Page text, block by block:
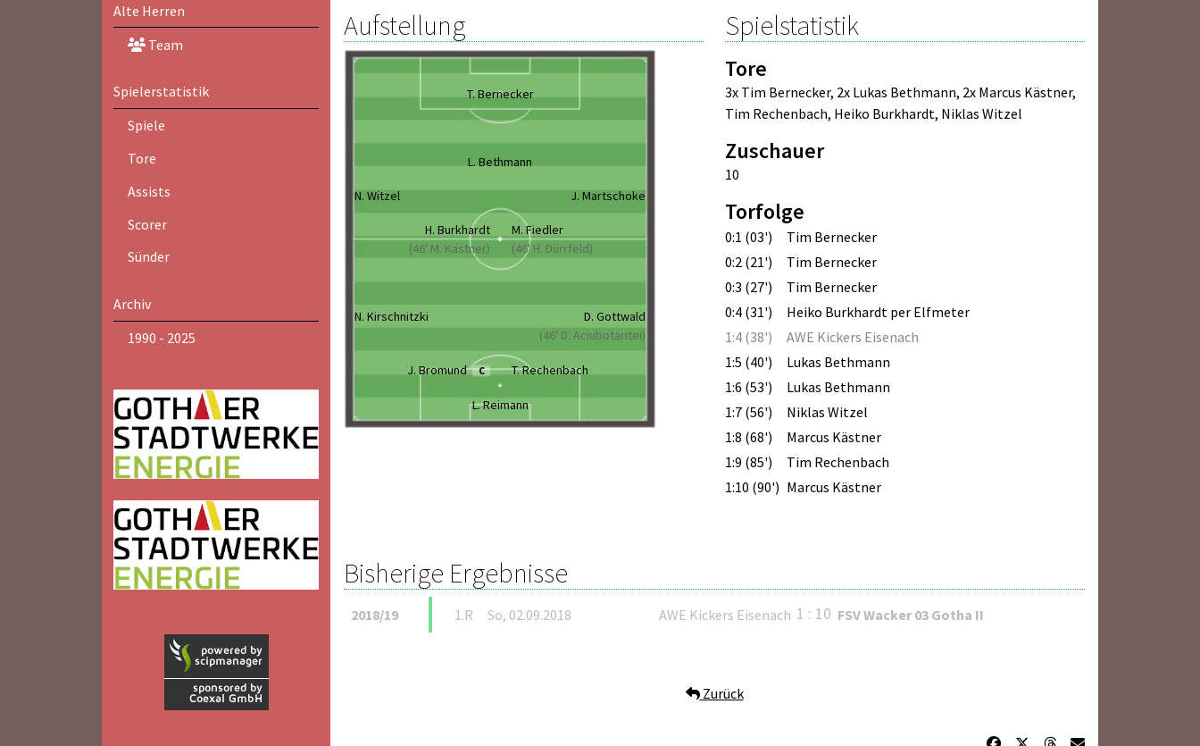
Alte Herren
Team
Spielerstatistik
Spiele
Tore
Assists
Scorer
Sünder
Archiv
1990 - 2025
Aufstellung
T. Bernecker
L. Bethmann
N. Witzel J. Martschoke
H. Burkhardt
(46' M. Kästner)
M. Fiedler
(46' H. Dürrfeld)
N. Kirschnitzki
D. Gottwald
(46' D. Aciubotaritei)
J. Bromund C T. Rechenbach
L. Reimann
Spielstatistik
Tore
3x Tim Bernecker, 2x Lukas Bethmann, 2x Marcus Kästner,
Tim Rechenbach, Heiko Burkhardt, Niklas Witzel
Zuschauer
10
Torfolge
0:1 (03')
Tim Bernecker
0:2 (21')
Tim Bernecker
0:3 (27')
Tim Bernecker
0:4 (31')
Heiko Burkhardt per Elfmeter
1:4 (38')
AWE Kickers Eisenach
1:5 (40')
Lukas Bethmann
1:6 (53')
Lukas Bethmann
1:7 (56')
Niklas Witzel
1:8 (68')
Marcus Kästner
1:9 (85')
Tim Rechenbach
1:10 (90') Marcus Kästner
Bisherige Ergebnisse
2018/19 1.R So, 02.09.2018 AWE Kickers Eisenach 1 : 10 FSV Wacker 03 Gotha II
Zurück